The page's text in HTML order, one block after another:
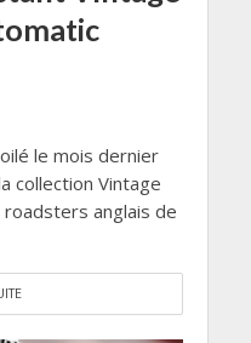
le mois dernier
collection Vintage
roadsters anglais de